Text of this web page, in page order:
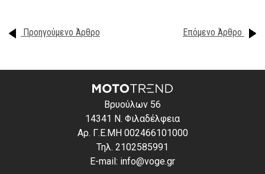
Προηγούμενο Άρθρο Επόμενο Άρθρο
Βρυούλων 56
14341 Ν. Φιλαδέλφεια
Αρ. Γ.Ε.ΜΗ 002466101000
Τηλ. 2102585991
E-mail: info@voge.gr